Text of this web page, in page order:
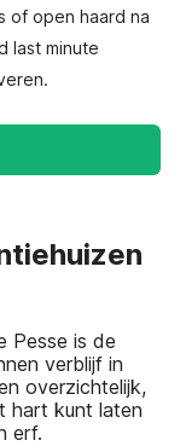
of open haard na
last minute
Pesse is de
verblijf in
overzichtelijk,
hart kunt laten
erf.